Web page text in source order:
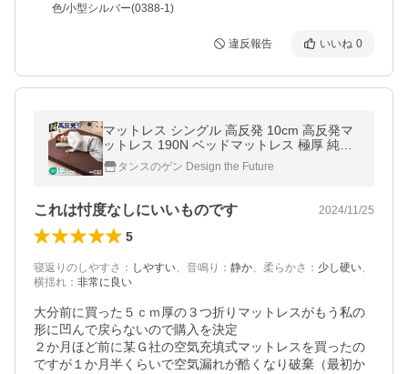
色/小型シルバー(0388-1)
違反報告 いいね 0
マットレス シングル 高反発 10cm 高反発マ
ットレス 190N ベッドマットレス 極厚 純高
反発 シングルマットレス シンプル 一人暮ら
し タンスのゲン Design the Future
これは忖度なしにいいものです 2024/11/25
5
寝返りのしやすさ ： しやすい、 音鳴り ： 静か、 柔らかさ ： 少し硬い、
横揺れ ： 非常に良い
大分前に買った５ｃｍ厚の３つ折りマットレスがもう私の
形に凹んで戻らないので購入を決定
２か月ほど前に某Ｇ社の空気充填式マットレスを買ったの
ですが１か月半くらいで空気漏れが酷くなり破棄（最初か